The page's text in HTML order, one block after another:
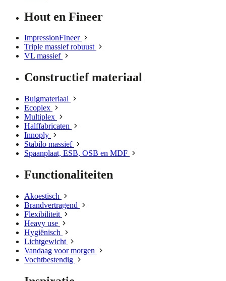
Hout en Fineer
ImpressionFIneer
Triple massief robuust
VL massief
Constructief materiaal
Buigmateriaal
Ecoplex
Multiplex
Halffabricaten
Innoply
Stabilo massief
Spaanplaat, ESB, OSB en MDF
Functionaliteiten
Akoestisch
Brandvertragend
Flexibiliteit
Heavy use
Hygiënisch
Lichtgewicht
Vandaag voor morgen
Vochtbestendig